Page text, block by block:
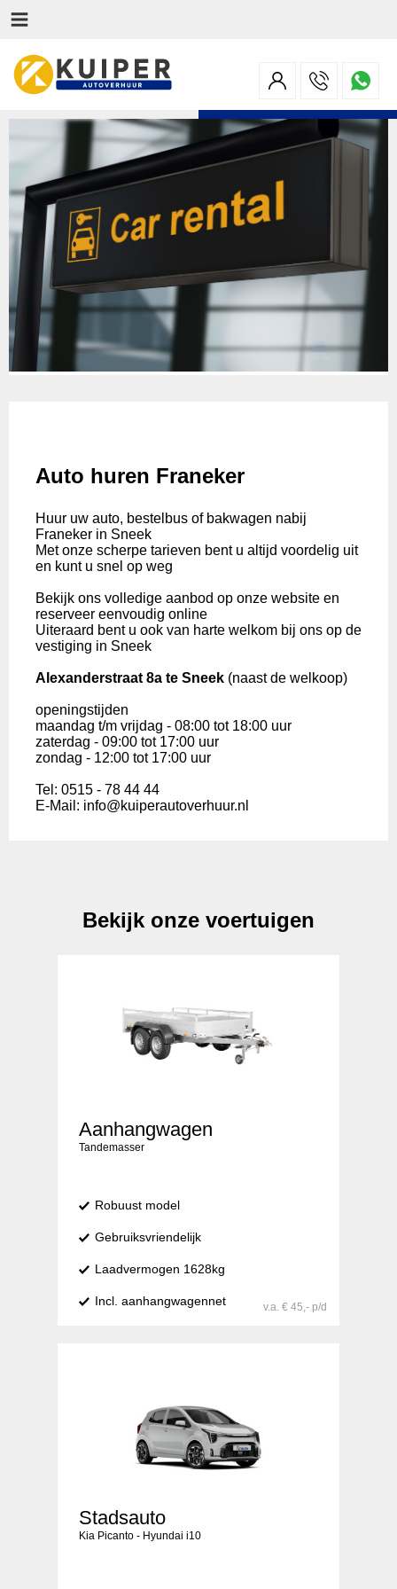
Auto huren Franeker
Huur uw auto, bestelbus of bakwagen nabij
Franeker in Sneek
Met onze scherpe tarieven bent u altijd voordelig uit
en kunt u snel op weg
Bekijk ons volledige aanbod op onze website en
reserveer eenvoudig online
Uiteraard bent u ook van harte welkom bij ons op de
vestiging in Sneek
Alexanderstraat 8a te Sneek (naast de welkoop)
openingstijden
maandag t/m vrijdag - 08:00 tot 18:00 uur
zaterdag - 09:00 tot 17:00 uur
zondag - 12:00 tot 17:00 uur
Tel: 0515 - 78 44 44
E-Mail: info@kuiperautoverhuur.nl
Bekijk onze voertuigen
Aanhangwagen
Tandemasser
Robuust model
Gebruiksvriendelijk
Laadvermogen 1628kg
Incl. aanhangwagennet v.a. € 45,- p/d
Stadsauto
Kia Picanto - Hyundai i10